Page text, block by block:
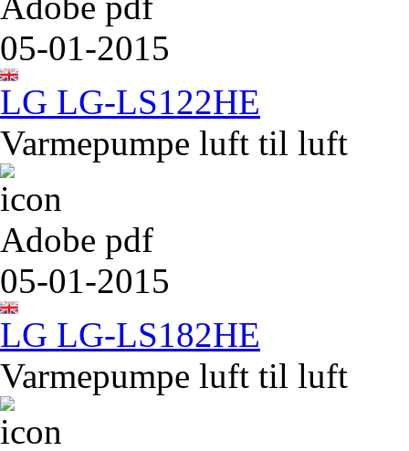
05-01-2015
LG LG-LS122HE
Varmepumpe luft til luft
Adobe pdf
05-01-2015
LG LG-LS182HE
Varmepumpe luft til luft